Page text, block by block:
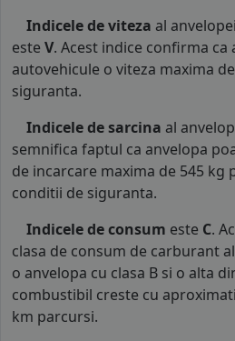
Indicele de viteza al
este V. Acest indice confirma
autovehicule o viteza maxima
siguranta.
Indicele de sarcina al
semnifica faptul ca anvelopa
de incarcare maxima de 545 kg
conditii de siguranta.
Indicele de consum este C.
clasa de consum de carburant
o anvelopa cu clasa B si o alta
combustibil creste cu
km parcursi.